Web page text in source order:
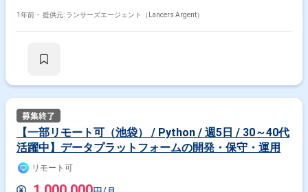
（副業不可） ・エンジニア実務経験3年以上必須 ---------------------------------------------
発・運用に参画しています。 【業務内容】 自社求人検索アプリのサーバ
具体的にはー ■開発 ・ruby on railsによるスマートフォンアプリのサーバ
サイド開発・運用（要件定義、設計、実装、テスト等） ※フロントエンド
エンジニア（iOS/Android）と協調して進めていただきます ■デザイン、
マーケティング等 ・インタラクションやUI改善等の企画立案 ・数値に基
て、サーバーサイドの専任担当として開発を主導いただけます ・100%自
1年前・ 提供元: ランサーズエージェント（Lancers Argent）
【一部リモート可（池袋） / Python / 週5日 / 30～40代
活躍中】データプラットフォームの開発・保守・運用
リモート可